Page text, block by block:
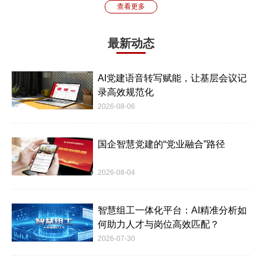
查看更多
最新动态
AI党建语音转写赋能，让基层会议记
录高效规范化
2026-08-06
国企智慧党建的“党业融合”路径
2026-08-04
智慧组工一体化平台：AI精准分析如
何助力人才与岗位高效匹配？
2026-07-30